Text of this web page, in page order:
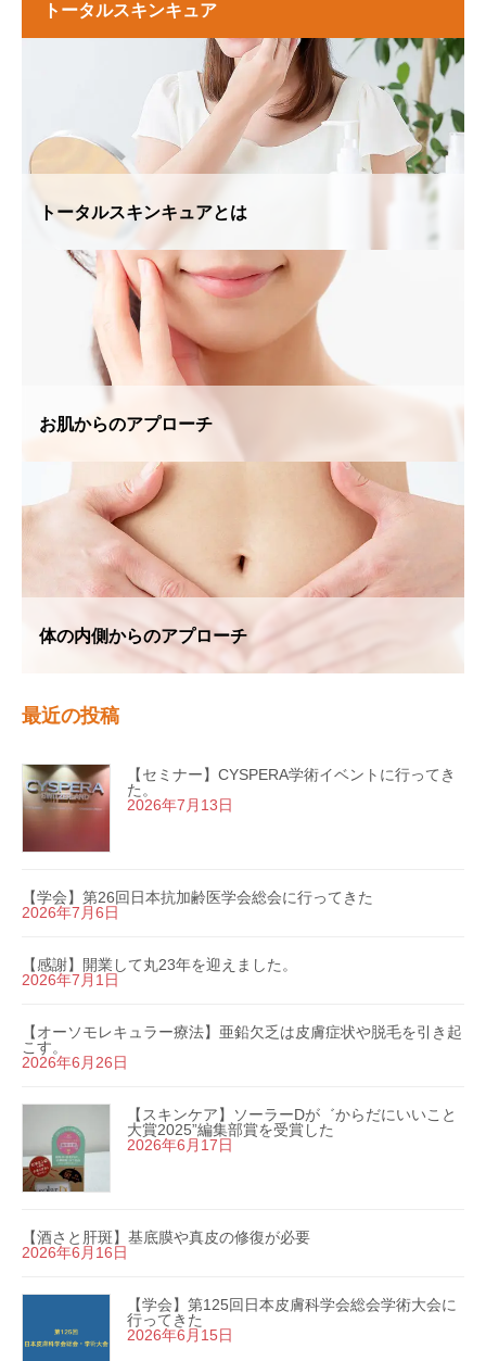
トータルスキンキュア
トータルスキンキュアとは
お肌からのアプローチ
体の内側からのアプローチ
最近の投稿
【セミナー】CYSPERA学術イベントに行ってき
た。
2026年7月13日
【学会】第26回日本抗加齢医学会総会に行ってきた
2026年7月6日
【感謝】開業して丸23年を迎えました。
2026年7月1日
【オーソモレキュラー療法】亜鉛欠乏は皮膚症状や脱毛を引き起
こす。
2026年6月26日
【スキンケア】ソーラーDが゛からだにいいこと
大賞2025”編集部賞を受賞した
2026年6月17日
【酒さと肝斑】基底膜や真皮の修復が必要
2026年6月16日
【学会】第125回日本皮膚科学会総会学術大会に
行ってきた
2026年6月15日